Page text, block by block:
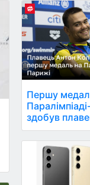
Першу
здобув